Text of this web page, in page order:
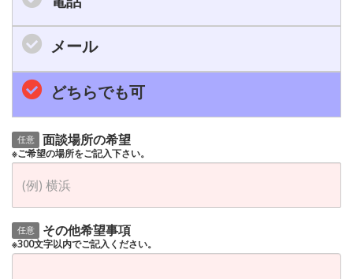
メール
どちらでも可
任意 面談場所の希望
※ご希望の場所をご記入下さい。
任意 その他希望事項
※300文字以内でご記入ください。